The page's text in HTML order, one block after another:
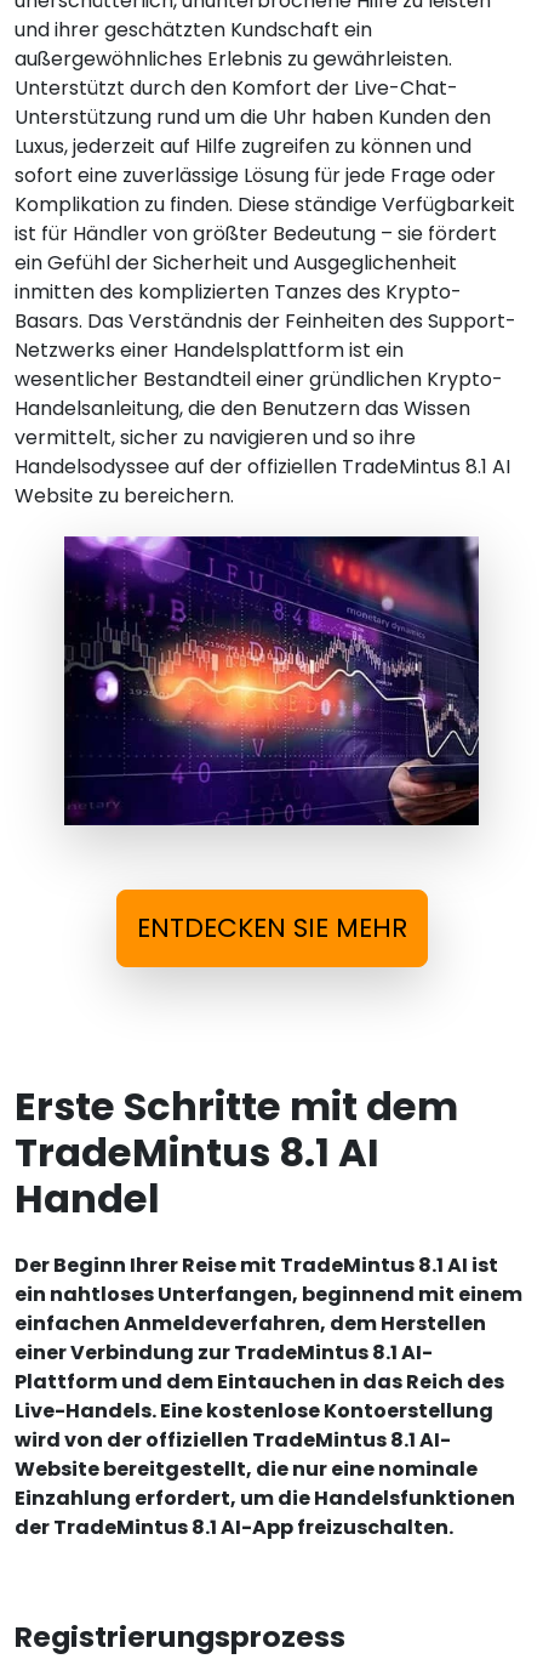
und ihrer geschätzten Kundschaft ein
außergewöhnliches Erlebnis zu gewährleisten.
Unterstützt durch den Komfort der Live-Chat-
Unterstützung rund um die Uhr haben Kunden den
Luxus, jederzeit auf Hilfe zugreifen zu können und
sofort eine zuverlässige Lösung für jede Frage oder
Komplikation zu finden. Diese ständige Verfügbarkeit
ist für Händler von größter Bedeutung – sie fördert
ein Gefühl der Sicherheit und Ausgeglichenheit
inmitten des komplizierten Tanzes des Krypto-
Basars. Das Verständnis der Feinheiten des Support-
Netzwerks einer Handelsplattform ist ein
wesentlicher Bestandteil einer gründlichen Krypto-
Handelsanleitung, die den Benutzern das Wissen
vermittelt, sicher zu navigieren und so ihre
Handelsodyssee auf der offiziellen TradeMintus 8.1 AI
Website zu bereichern.
ENTDECKEN SIE MEHR
Erste Schritte mit dem
TradeMintus 8.1 AI
Handel
Der Beginn Ihrer Reise mit TradeMintus 8.1 AI ist
ein nahtloses Unterfangen, beginnend mit einem
einfachen Anmeldeverfahren, dem Herstellen
einer Verbindung zur TradeMintus 8.1 AI-
Plattform und dem Eintauchen in das Reich des
Live-Handels. Eine kostenlose Kontoerstellung
wird von der offiziellen TradeMintus 8.1 AI-
Website bereitgestellt, die nur eine nominale
Einzahlung erfordert, um die Handelsfunktionen
der TradeMintus 8.1 AI-App freizuschalten.
Registrierungsprozess